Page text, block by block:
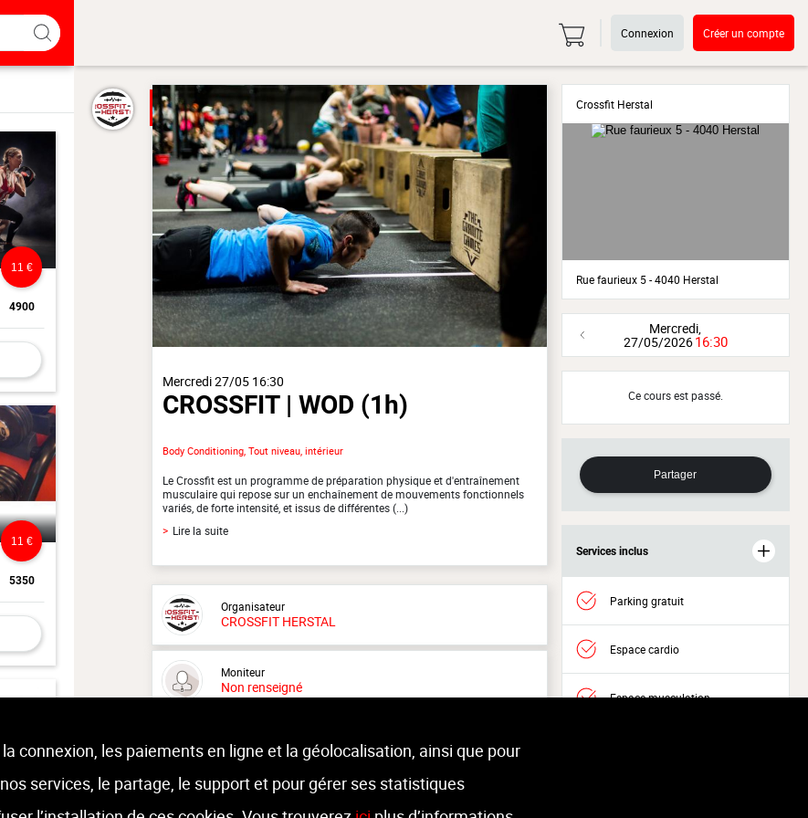
4900
11 €
5350
11 €
12 €
Connexion Créer un compte
Mercredi 27/05 16:30
CROSSFIT | WOD (1h)
Body Conditioning, Tout niveau, intérieur
Le Crossfit est un programme de préparation physique et d'entraînement
musculaire qui repose sur un enchaînement de mouvements fonctionnels
variés, de forte intensité, et issus de différentes (...)
> Lire la suite
Organisateur
CROSSFIT HERSTAL
Moniteur
Non renseigné
Rue faurieux 5 - 4040 Herstal
Crossfit Herstal
Rue faurieux 5 - 4040 Herstal
Mercredi,
27/05/202616:30
Ce cours est passé.
Partager
Services inclus
Parking gratuit
Espace cardio
Espace musculation
connexion, les paiements en ligne et la géolocalisation, ainsi que pour
services, le partage, le support et pour gérer ses statistiques